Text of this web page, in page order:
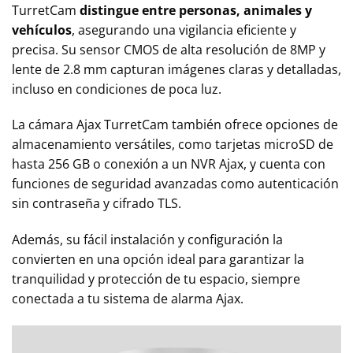
TurretCam distingue entre personas, animales y
vehículos, asegurando una vigilancia eficiente y
precisa. Su sensor CMOS de alta resolución de 8MP y
lente de 2.8 mm capturan imágenes claras y detalladas,
incluso en condiciones de poca luz.
La cámara Ajax TurretCam también ofrece opciones de
almacenamiento versátiles, como tarjetas microSD de
hasta 256 GB o conexión a un NVR Ajax, y cuenta con
funciones de seguridad avanzadas como autenticación
sin contraseña y cifrado TLS.
Además, su fácil instalación y configuración la
convierten en una opción ideal para garantizar la
tranquilidad y protección de tu espacio, siempre
conectada a tu sistema de alarma Ajax.